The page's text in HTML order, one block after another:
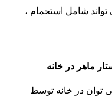
شامل استحمام ،
ماهر در خانه
توان در خانه توسط